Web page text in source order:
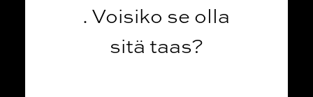
. Voisiko se olla
sitä taas?